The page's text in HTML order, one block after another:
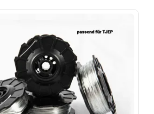
The
options
may
be
chosen
on